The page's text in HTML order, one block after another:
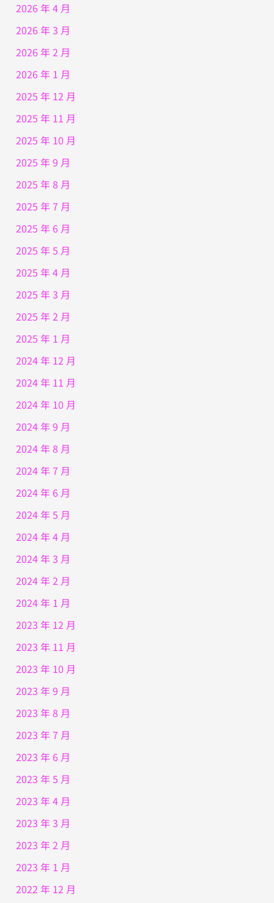
2026 年 4 月
2026 年 3 月
2026 年 2 月
2026 年 1 月
2025 年 12 月
2025 年 11 月
2025 年 10 月
2025 年 9 月
2025 年 8 月
2025 年 7 月
2025 年 6 月
2025 年 5 月
2025 年 4 月
2025 年 3 月
2025 年 2 月
2025 年 1 月
2024 年 12 月
2024 年 11 月
2024 年 10 月
2024 年 9 月
2024 年 8 月
2024 年 7 月
2024 年 6 月
2024 年 5 月
2024 年 4 月
2024 年 3 月
2024 年 2 月
2024 年 1 月
2023 年 12 月
2023 年 11 月
2023 年 10 月
2023 年 9 月
2023 年 8 月
2023 年 7 月
2023 年 6 月
2023 年 5 月
2023 年 4 月
2023 年 3 月
2023 年 2 月
2023 年 1 月
2022 年 12 月